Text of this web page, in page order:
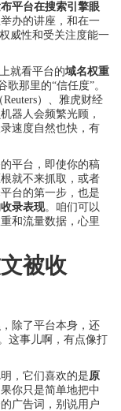
平台在搜索引擎眼
办的讲座，和在一
威性和受关注度能一
就看平台的域名权重
歌那里的“信任度”。
）、雅虎财经
器人会频繁光顾，
速度自然也快，有
平台，即使你的稿
就不来抓取，或者
台的第一步，也是
录表现。咱们可以
和流量数据，心里
被收
除了平台本身，还
这事儿啊，有点像打
，它们喜欢的是原
你只是简单地把中
广告词，别说用户